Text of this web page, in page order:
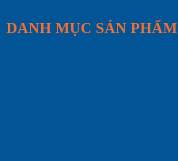
DANH MỤC SẢN PHẨM